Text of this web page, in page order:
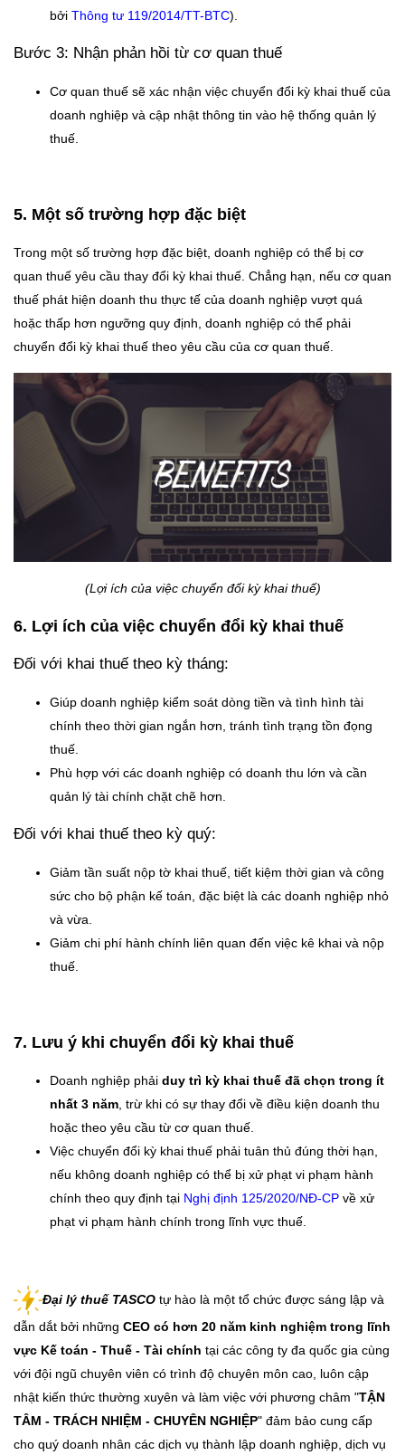
bởi Thông tư 119/2014/TT-BTC).
Bước 3: Nhận phản hồi từ cơ quan thuế
Cơ quan thuế sẽ xác nhận việc chuyển đổi kỳ khai thuế của
doanh nghiệp và cập nhật thông tin vào hệ thống quản lý
thuế.
5. Một số trường hợp đặc biệt
Trong một số trường hợp đặc biệt, doanh nghiệp có thể bị cơ
quan thuế yêu cầu thay đổi kỳ khai thuế. Chẳng hạn, nếu cơ quan
thuế phát hiện doanh thu thực tế của doanh nghiệp vượt quá
hoặc thấp hơn ngưỡng quy định, doanh nghiệp có thể phải
chuyển đổi kỳ khai thuế theo yêu cầu của cơ quan thuế.
(Lợi ích của việc chuyển đổi kỳ khai thuế)
6. Lợi ích của việc chuyển đổi kỳ khai thuế
Đối với khai thuế theo kỳ tháng:
Giúp doanh nghiệp kiểm soát dòng tiền và tình hình tài
chính theo thời gian ngắn hơn, tránh tình trạng tồn đọng
thuế.
Phù hợp với các doanh nghiệp có doanh thu lớn và cần
quản lý tài chính chặt chẽ hơn.
Đối với khai thuế theo kỳ quý:
Giảm tần suất nộp tờ khai thuế, tiết kiệm thời gian và công
sức cho bộ phận kế toán, đặc biệt là các doanh nghiệp nhỏ
và vừa.
Giảm chi phí hành chính liên quan đến việc kê khai và nộp
thuế.
7. Lưu ý khi chuyển đổi kỳ khai thuế
Doanh nghiệp phải duy trì kỳ khai thuế đã chọn trong ít
nhất 3 năm, trừ khi có sự thay đổi về điều kiện doanh thu
hoặc theo yêu cầu từ cơ quan thuế.
Việc chuyển đổi kỳ khai thuế phải tuân thủ đúng thời hạn,
nếu không doanh nghiệp có thể bị xử phạt vi phạm hành
chính theo quy định tại Nghị định 125/2020/NĐ-CP về xử
phạt vi phạm hành chính trong lĩnh vực thuế.
Đại lý thuế TASCO tự hào là một tổ chức được sáng lập và
dẫn dắt bởi những CEO có hơn 20 năm kinh nghiệm trong lĩnh
vực Kế toán - Thuế - Tài chính tại các công ty đa quốc gia cùng
với đội ngũ chuyên viên có trình độ chuyên môn cao, luôn cập
nhật kiến thức thường xuyên và làm việc với phương châm "TẬN
TÂM - TRÁCH NHIỆM - CHUYÊN NGHIỆP" đảm bảo cung cấp
cho quý doanh nhân các dịch vụ thành lập doanh nghiệp, dịch vụ